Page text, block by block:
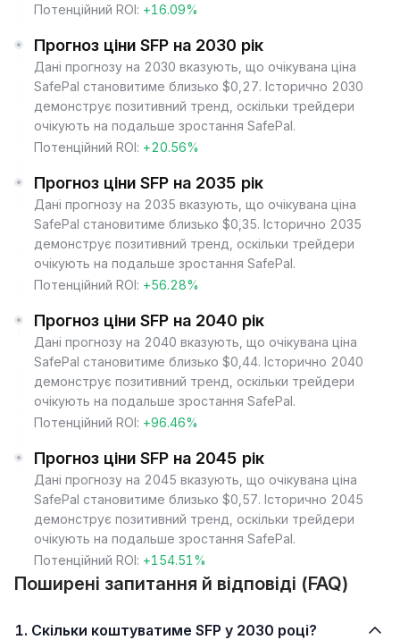
Потенційний ROI: +16.09%
Прогноз ціни SFP на 2030 рік
Дані прогнозу на 2030 вказують, що очікувана ціна
SafePal становитиме близько $0,27. Історично 2030
демонструє позитивний тренд, оскільки трейдери
очікують на подальше зростання SafePal.
Потенційний ROI: +20.56%
Прогноз ціни SFP на 2035 рік
Дані прогнозу на 2035 вказують, що очікувана ціна
SafePal становитиме близько $0,35. Історично 2035
демонструє позитивний тренд, оскільки трейдери
очікують на подальше зростання SafePal.
Потенційний ROI: +56.28%
Прогноз ціни SFP на 2040 рік
Дані прогнозу на 2040 вказують, що очікувана ціна
SafePal становитиме близько $0,44. Історично 2040
демонструє позитивний тренд, оскільки трейдери
очікують на подальше зростання SafePal.
Потенційний ROI: +96.46%
Прогноз ціни SFP на 2045 рік
Дані прогнозу на 2045 вказують, що очікувана ціна
SafePal становитиме близько $0,57. Історично 2045
демонструє позитивний тренд, оскільки трейдери
очікують на подальше зростання SafePal.
Потенційний ROI: +154.51%
Поширені запитання й відповіді (FAQ)
1. Скільки коштуватиме SFP у 2030 році?